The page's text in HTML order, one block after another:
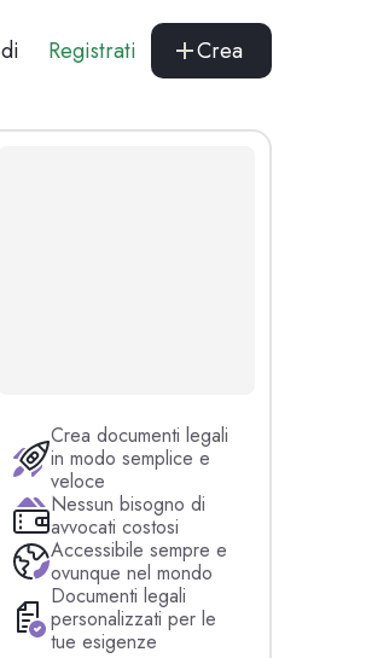
Registrati Crea
Crea documenti legali
in modo semplice e
veloce
Nessun bisogno di
avvocati costosi
Accessibile sempre e
ovunque nel mondo
Documenti legali
personalizzati per le
tue esigenze